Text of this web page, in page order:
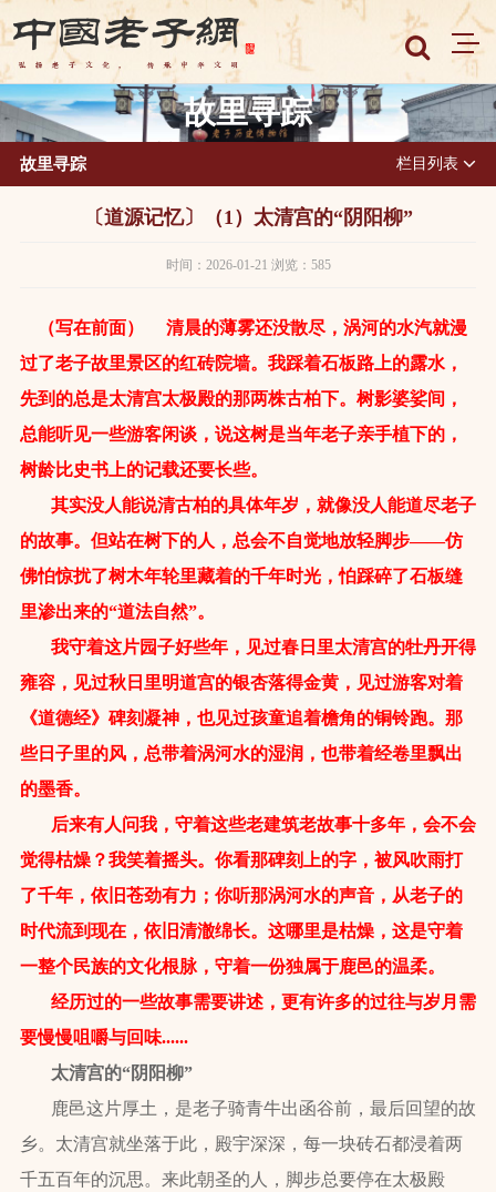
故里寻踪
故里寻踪 栏目列表
〔道源记忆〕（1）太清宫的“阴阳柳”
时间：2026-01-21 浏览：585
（写在前面） 清晨的薄雾还没散尽，涡河的水汽就漫
过了老子故里景区的红砖院墙。我踩着石板路上的露水，
先到的总是太清宫太极殿的那两株古柏下。树影婆娑间，
总能听见一些游客闲谈，说这树是当年老子亲手植下的，
树龄比史书上的记载还要长些。
其实没人能说清古柏的具体年岁，就像没人能道尽老子
的故事。但站在树下的人，总会不自觉地放轻脚步——仿
佛怕惊扰了树木年轮里藏着的千年时光，怕踩碎了石板缝
里渗出来的“道法自然”。
我守着这片园子好些年，见过春日里太清宫的牡丹开得
雍容，见过秋日里明道宫的银杏落得金黄，见过游客对着
《道德经》碑刻凝神，也见过孩童追着檐角的铜铃跑。那
些日子里的风，总带着涡河水的湿润，也带着经卷里飘出
的墨香。
后来有人问我，守着这些老建筑老故事十多年，会不会
觉得枯燥？我笑着摇头。你看那碑刻上的字，被风吹雨打
了千年，依旧苍劲有力；你听那涡河水的声音，从老子的
时代流到现在，依旧清澈绵长。这哪里是枯燥，这是守着
一整个民族的文化根脉，守着一份独属于鹿邑的温柔。
经历过的一些故事需要讲述，更有许多的过往与岁月需
要慢慢咀嚼与回味......
太清宫的“阴阳柳”
鹿邑这片厚土，是老子骑青牛出函谷前，最后回望的故
乡。太清宫就坐落于此，殿宇深深，每一块砖石都浸着两
千五百年的沉思。来此朝圣的人，脚步总要停在太极殿